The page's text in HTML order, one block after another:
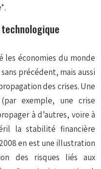
les économies du monde
précédent, mais aussi
des crises. Une
exemple, une crise
à d’autres, voire à
la stabilité financière
en est une illustration
des risques liés aux